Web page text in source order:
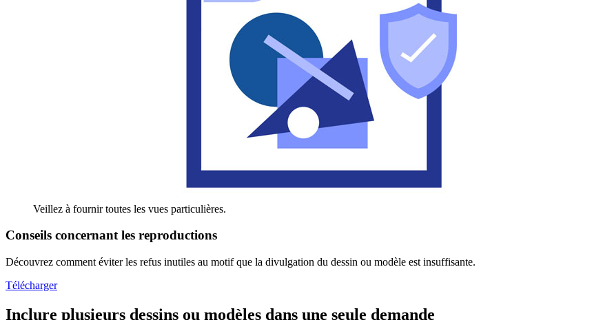
Veillez à fournir toutes les vues particulières.
Conseils concernant les reproductions
Découvrez comment éviter les refus inutiles au motif que la divulgation du dessin ou modèle est insuffisante.
Télécharger
Inclure plusieurs dessins ou modèles dans une seule demande